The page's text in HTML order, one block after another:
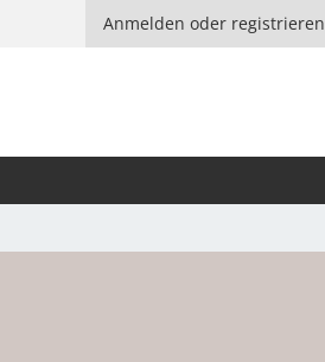
Anmelden oder registrieren